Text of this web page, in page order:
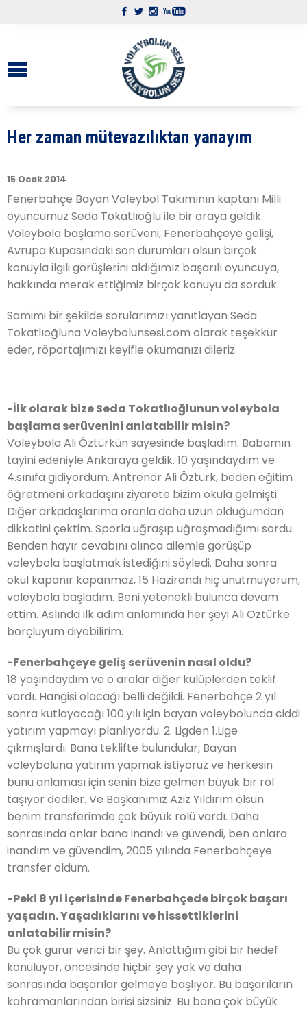
Her zaman mütevazılıktan yanayım
15 Ocak 2014
Fenerbahçe Bayan Voleybol Takımının kaptanı Milli
oyuncumuz Seda Tokatlıoğlu ile bir araya geldik.
Voleybola başlama serüveni, Fenerbahçeye gelişi,
Avrupa Kupasındaki son durumları olsun birçok
konuyla ilgili görüşlerini aldığımız başarılı oyuncuya,
hakkında merak ettiğimiz birçok konuyu da sorduk.
Samimi bir şekilde sorularımızı yanıtlayan Seda
Tokatlıoğluna Voleybolunsesi.com olarak teşekkür
eder, röportajımızı keyifle okumanızı dileriz.
-İlk olarak bize Seda Tokatlıoğlunun voleybola
başlama serüvenini anlatabilir misin?
Voleybola Ali Öztürkün sayesinde başladım. Babamın
tayini edeniyle Ankaraya geldik. 10 yaşındaydım ve
4.sınıfa gidiyordum. Antrenör Ali Öztürk, beden eğitim
öğretmeni arkadaşını ziyarete bizim okula gelmişti.
Diğer arkadaşlarıma oranla daha uzun olduğumdan
dikkatini çektim. Sporla uğraşıp uğraşmadığımı sordu.
Benden hayır cevabını alınca ailemle görüşüp
voleybola başlatmak istediğini söyledi. Daha sonra
okul kapanır kapanmaz, 15 Hazirandı hiç unutmuyorum,
voleybola başladım. Beni yetenekli bulunca devam
ettim. Aslında ilk adım anlamında her şeyi Ali Oztürke
borçluyum diyebilirim.
-Fenerbahçeye geliş serüvenin nasıl oldu?
18 yaşındaydım ve o aralar diğer kulüplerden teklif
vardı. Hangisi olacağı belli değildi. Fenerbahçe 2 yıl
sonra kutlayacağı 100.yılı için bayan voleybolunda ciddi
yatırım yapmayı planlıyordu. 2. Ligden 1.Lige
çıkmışlardı. Bana teklifte bulundular, Bayan
voleyboluna yatırım yapmak istiyoruz ve herkesin
bunu anlaması için senin bize gelmen büyük bir rol
taşıyor dediler. Ve Başkanımız Aziz Yıldırım olsun
benim transferimde çok büyük rolü vardı. Daha
sonrasında onlar bana inandı ve güvendi, ben onlara
inandım ve güvendim, 2005 yılında Fenerbahçeye
transfer oldum.
-Peki 8 yıl içerisinde Fenerbahçede birçok başarı
yaşadın. Yaşadıklarını ve hissettiklerini
anlatabilir misin?
Bu çok gurur verici bir şey. Anlattığım gibi bir hedef
konuluyor, öncesinde hiçbir şey yok ve daha
sonrasında başarılar gelmeye başlıyor. Bu başarıların
kahramanlarından birisi sizsiniz. Bu bana çok büyük